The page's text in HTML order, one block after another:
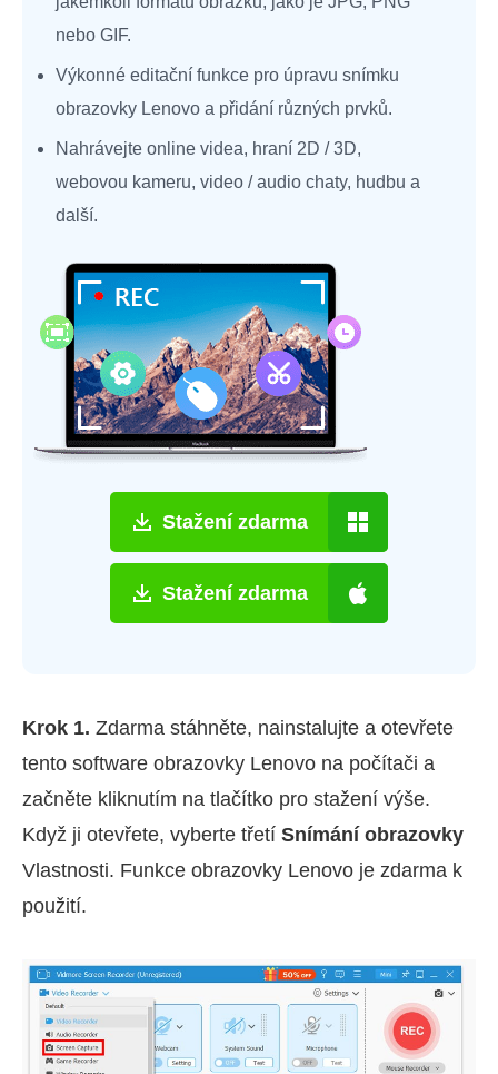
nebo GIF.
Výkonné editační funkce pro úpravu snímku
obrazovky Lenovo a přidání různých prvků.
Nahrávejte online videa, hraní 2D / 3D,
webovou kameru, video / audio chaty, hudbu a
další.
Stažení zdarma
Stažení zdarma
Krok 1. Zdarma stáhněte, nainstalujte a otevřete
tento software obrazovky Lenovo na počítači a
začněte kliknutím na tlačítko pro stažení výše.
Když ji otevřete, vyberte třetí Snímání obrazovky
Vlastnosti. Funkce obrazovky Lenovo je zdarma k
použití.